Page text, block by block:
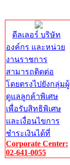
ดีลเลอร์ บริษัท
องค์กร และหน่วย
งานราชการ
สามารถติดต่อ
โดยตรงไปยังกลุ่มผู้
ดูแลลูกค้าพิเศษ
เพื่อรับสิทธิพิเศษ
และเงื่อนไขการ
ชำระเงินได้ที่
Corporate Center:
02-641-0055